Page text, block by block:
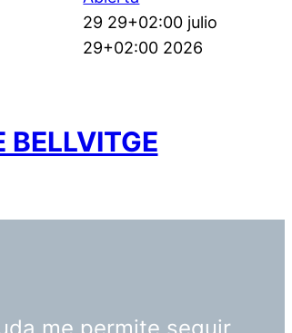
29 29+02:00 julio
29+02:00 2026
BELLVITGE